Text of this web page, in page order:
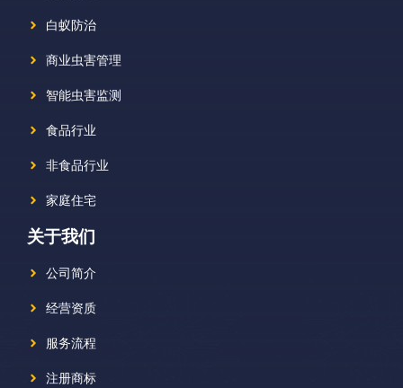
白蚁防治
商业虫害管理
智能虫害监测
食品行业
非食品行业
家庭住宅
关于我们
公司简介
经营资质
服务流程
注册商标